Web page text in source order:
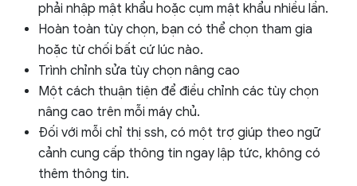
phải nhập mật khẩu hoặc cụm mật khẩu nhiều lần.
Hoàn toàn tùy chọn, bạn có thể chọn tham gia
hoặc từ chối bất cứ lúc nào.
Trình chỉnh sửa tùy chọn nâng cao
Một cách thuận tiện để điều chỉnh các tùy chọn
nâng cao trên mỗi máy chủ.
Đối với mỗi chỉ thị ssh, có một trợ giúp theo ngữ
cảnh cung cấp thông tin ngay lập tức, không có
thêm thông tin.